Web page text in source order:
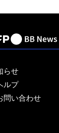
らせ
ルプ
問い合わせ